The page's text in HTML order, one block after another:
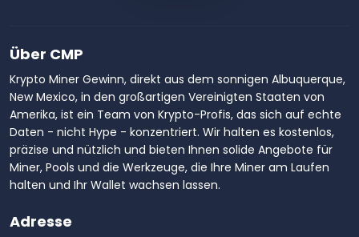
Über CMP
Krypto Miner Gewinn, direkt aus dem sonnigen Albuquerque,
New Mexico, in den großartigen Vereinigten Staaten von
Amerika, ist ein Team von Krypto-Profis, das sich auf echte
Daten - nicht Hype - konzentriert. Wir halten es kostenlos,
präzise und nützlich und bieten Ihnen solide Angebote für
Miner, Pools und die Werkzeuge, die Ihre Miner am Laufen
halten und Ihr Wallet wachsen lassen.
Adresse